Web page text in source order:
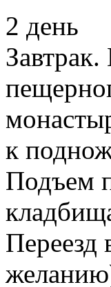
2 день
к
Подъем
Переезд